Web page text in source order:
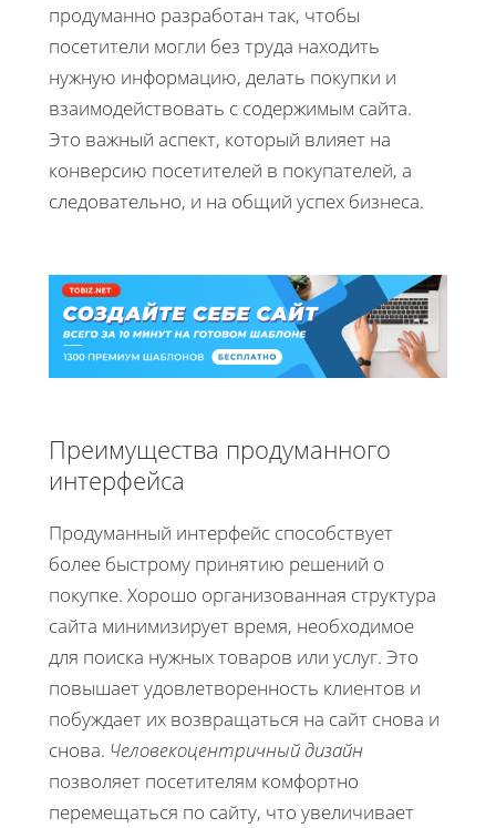
продуманно разработан так, чтобы
посетители могли без труда находить
нужную информацию, делать покупки и
взаимодействовать с содержимым сайта.
Это важный аспект, который влияет на
конверсию посетителей в покупателей, а
следовательно, и на общий успех бизнеса.
Преимущества продуманного
интерфейса
Продуманный интерфейс способствует
более быстрому принятию решений о
покупке. Хорошо организованная структура
сайта минимизирует время, необходимое
для поиска нужных товаров или услуг. Это
повышает удовлетворенность клиентов и
побуждает их возвращаться на сайт снова и
снова. Человекоцентричный дизайн
позволяет посетителям комфортно
перемещаться по сайту, что увеличивает